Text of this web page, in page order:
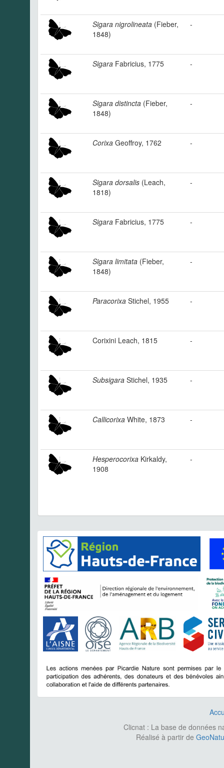
Sigara nigrolineata (Fieber,
1848)
-
Sigara Fabricius, 1775 -
Sigara distincta (Fieber,
1848)
-
Corixa Geoffroy, 1762 -
Sigara dorsalis (Leach,
1818)
-
Sigara Fabricius, 1775 -
Sigara limitata (Fieber,
1848)
-
Paracorixa Stichel, 1955 -
Corixini Leach, 1815 -
Subsigara Stichel, 1935 -
Callicorixa White, 1873 -
Hesperocorixa Kirkaldy,
1908
-
Clicnat : La base de données
Réalisé à partir de